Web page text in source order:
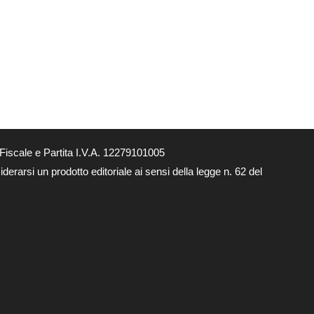
e Partita I.V.A. 12279101005
un prodotto editoriale ai sensi della legge n. 62 del